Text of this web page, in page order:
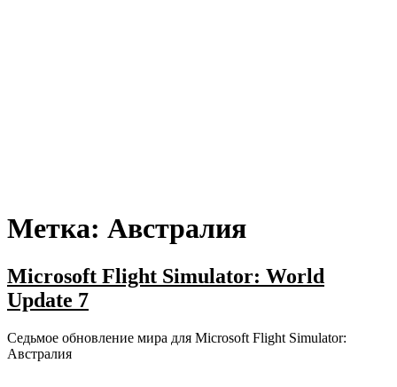
Метка: Австралия
Microsoft Flight Simulator: World
Update 7
Седьмое обновление мира для Microsoft Flight Simulator:
Австралия